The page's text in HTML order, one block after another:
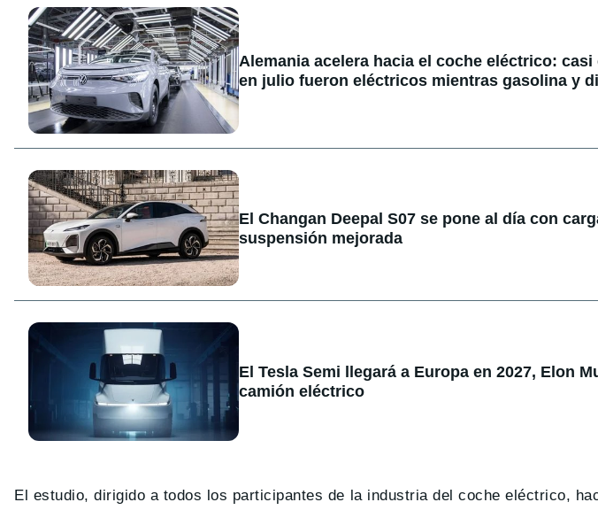
Alemania acelera hacia el coche eléctrico:
en julio fueron eléctricos mientras gasolina y
El Changan Deepal S07 se pone al día con
suspensión mejorada
El Tesla Semi llegará a Europa en 2027, Elon
camión eléctrico
El estudio, dirigido a todos los participantes de la industria del coche eléctrico,